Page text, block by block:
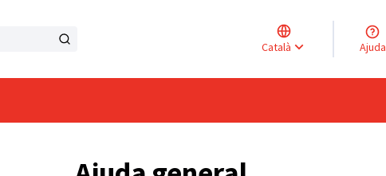
Català
Triar la llengua
Elegir el idioma
Ajuda